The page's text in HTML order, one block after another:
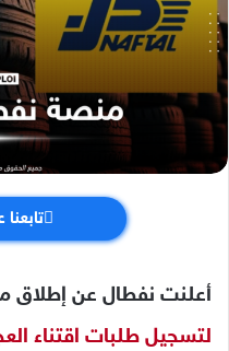
أعلنت نفطال عن
لتسجيل طلبات اقتناء